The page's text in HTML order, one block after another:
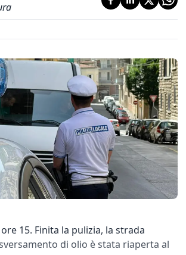
15. Finita la pulizia, la strada
di olio è stata riaperta al